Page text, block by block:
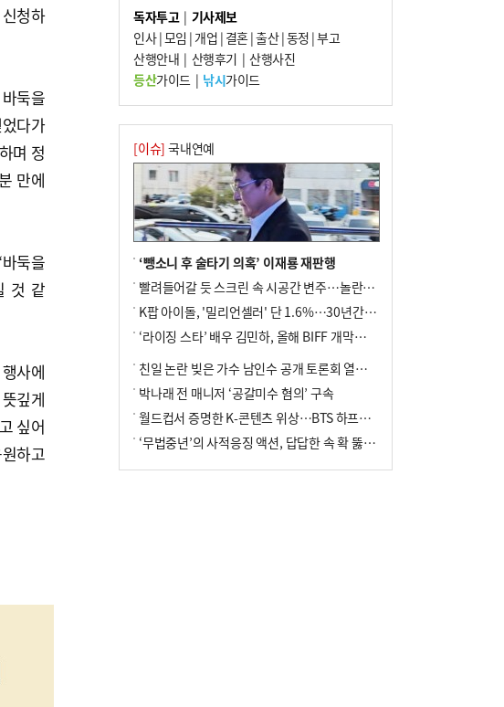
청하
둑을
다가
며 정
만에
둑을
것 같
사에
깊게
싶어
하고
8
피란마을 67년 역사인데…전교생 24명 아
미초 통폐합 기로
9
외국인 선원 ‘인신매매 경유지’ 된 부산…
우려가 현실로
10 교육혁신선도지 공모 코앞인데…구·군 난
색에 교육청 ‘쩔쩔’
독자투고| 기사제보
인사|모임 | 개업 | 결혼|출산|동정 |부고
산행안내 | 산행후기 | 산행사진
등산가이드| 낚시가이드
[이슈] 국내연예
‘뺑소니 후 술타기 의혹’ 이재룡 재판행
빨려들어갈 듯 스크린 속 시공간 변주…놀란의 메시지는 ‘전쟁 속죄’
K팝 아이돌, '밀리언셀러' 단 1.6%…30년간 등장 1182개팀 전수조사
‘라이징 스타’ 배우 김민하, 올해 BIFF 개막식 사회자 확정
친일 논란 빚은 가수 남인수 공개 토론회 열린다.
박나래 전 매니저 ‘공갈미수 혐의’ 구속
월드컵서 증명한 K-콘텐츠 위상…BTS 하프타임쇼·정호연 트로피 세리머니
‘무법중년’의 사적응징 액션, 답답한 속 확 뚫어주네